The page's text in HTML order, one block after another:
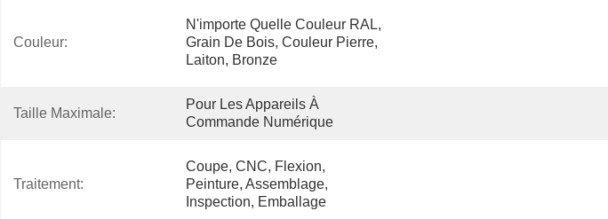
Couleur:
N'importe Quelle Couleur RAL,
Grain De Bois, Couleur Pierre,
Laiton, Bronze
Taille Maximale:
Pour Les Appareils À
Commande Numérique
Traitement:
Coupe, CNC, Flexion,
Peinture, Assemblage,
Inspection, Emballage